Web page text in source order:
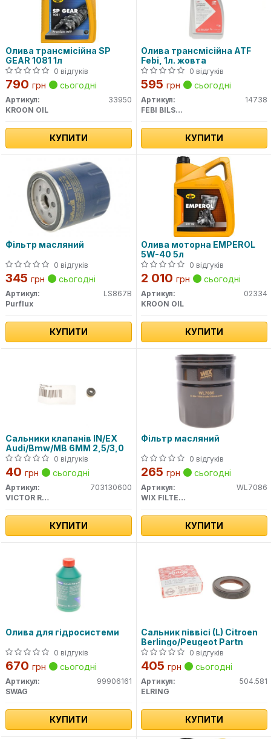
Олива трансмісійна SP
GEAR 1081 1л
0 відгуків
790 грн сьогодні
Артикул:
33950
KROON OIL
КУПИТИ
Олива трансмісійна ATF
Febi, 1л. жовта
0 відгуків
595 грн сьогодні
Артикул:
14738
FEBI BILSTEIN
КУПИТИ
Фільтр масляний
0 відгуків
345 грн сьогодні
Артикул:
LS867B
Purflux
КУПИТИ
Олива моторна EMPEROL
5W-40 5л
0 відгуків
2 010 грн сьогодні
Артикул:
02334
KROON OIL
КУПИТИ
Сальники клапанів IN/EX
Audi/Bmw/MB 6MM 2,5/3,0
0 відгуків
40 грн сьогодні
Артикул:
703130600
VICTOR REINZ
КУПИТИ
Фільтр масляний
0 відгуків
265 грн сьогодні
Артикул:
WL7086
WIX FILTERS
КУПИТИ
Олива для гідросистеми
0 відгуків
670 грн сьогодні
Артикул:
99906161
SWAG
КУПИТИ
Сальник піввісі (L) Citroen
Berlingo/Peugeot Partn
0 відгуків
405 грн сьогодні
Артикул:
504.581
ELRING
КУПИТИ